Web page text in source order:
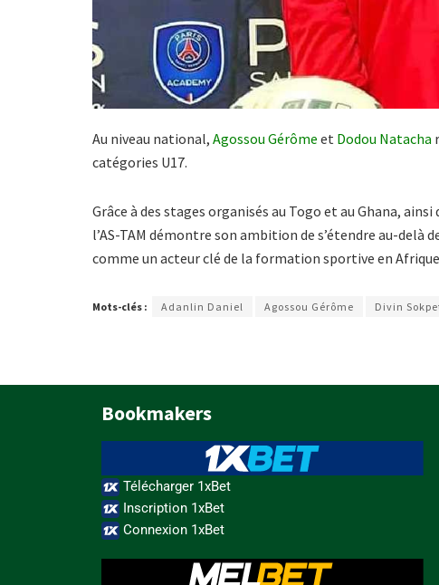
Au niveau national, Agossou Gérôme et Dodou Natacha
catégories U17.
Grâce à des stages organisés au Togo et au Ghana,
l’AS-TAM démontre son ambition de s’étendre au-delà
comme un acteur clé de la formation sportive en
Mots-clés : Adanlin Daniel Agossou Gérôme Divin
Bookmakers
Télécharger 1xBet
Inscription 1xBet
Connexion 1xBet